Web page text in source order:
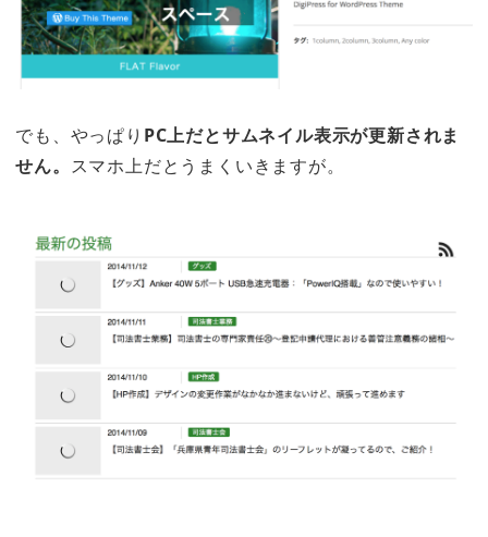
でも、やっぱり PC上だとサムネイル表示が更新されま
せん。 スマホ上だとうまくいきますが。